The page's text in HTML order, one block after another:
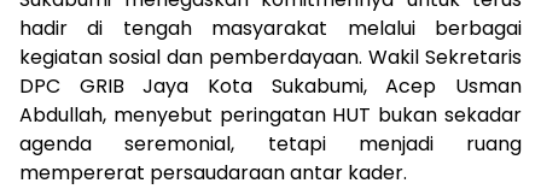
hadir di tengah masyarakat melalui berbagai
kegiatan sosial dan pemberdayaan. Wakil Sekretaris
DPC GRIB Jaya Kota Sukabumi, Acep Usman
Abdullah, menyebut peringatan HUT bukan sekadar
agenda seremonial, tetapi menjadi ruang
mempererat persaudaraan antar kader.